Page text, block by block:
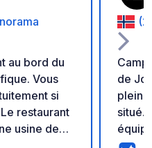
au bord du
Vous
si
restaurant
usine de
de
situé.